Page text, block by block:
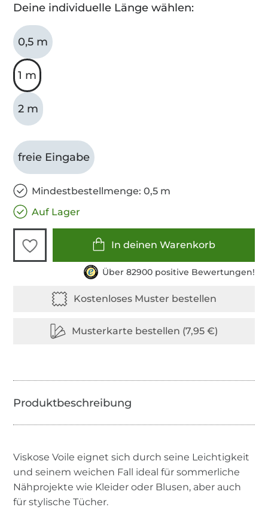
Deine individuelle Länge wählen:
0,5 m
1 m
2 m
freie Eingabe
Mindestbestellmenge: 0,5 m
Auf Lager
In deinen Warenkorb
Über 82900 positive Bewertungen!
Viskose Voile eignet sich durch seine Leichtigkeit
und seinem weichen Fall ideal für sommerliche
Nähprojekte wie Kleider oder Blusen, aber auch
für stylische Tücher.